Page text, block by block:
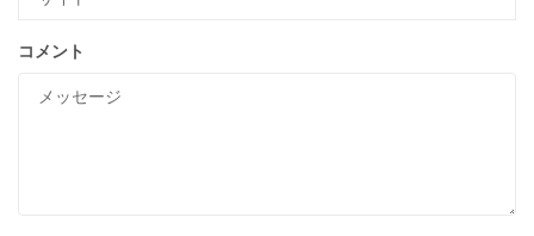
コメント